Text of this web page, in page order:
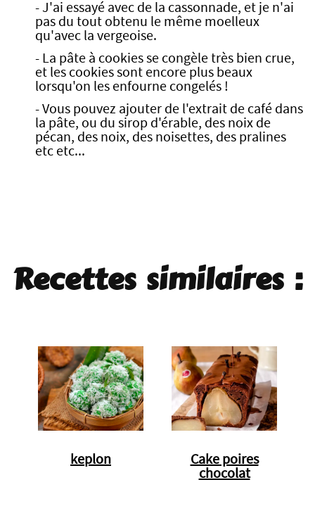
- J'ai essayé avec de la cassonnade, et je n'ai
pas du tout obtenu le même moelleux
qu'avec la vergeoise.
- La pâte à cookies se congèle très bien crue,
et les cookies sont encore plus beaux
lorsqu'on les enfourne congelés !
- Vous pouvez ajouter de l'extrait de café dans
la pâte, ou du sirop d'érable, des noix de
pécan, des noix, des noisettes, des pralines
etc etc...
Recettes similaires :
keplon
Cake poires
chocolat